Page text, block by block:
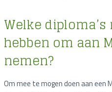
Welke
hebben om aan
nemen?
Om mee te mogen doen aan een